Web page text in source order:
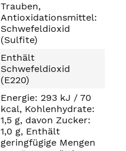
Trauben,
Antioxidationsmittel:
Schwefeldioxid
(Sulfite)
Enthält
Schwefeldioxid
(E220)
Energie: 293 kJ / 70
kcal, Kohlenhydrate:
1,5 g, davon Zucker:
1,0 g, Enthält
geringfügige Mengen